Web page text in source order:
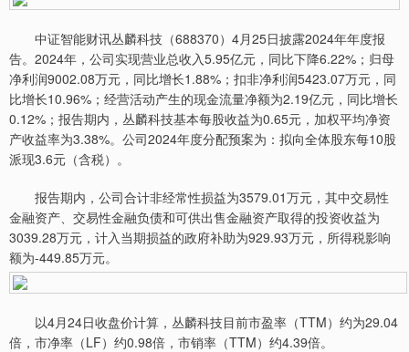
中证智能财讯丛麟科技（688370）4月25日披露2024年年度报
告。2024年，公司实现营业总收入5.95亿元，同比下降6.22%；归母
净利润9002.08万元，同比增长1.88%；扣非净利润5423.07万元，同
比增长10.96%；经营活动产生的现金流量净额为2.19亿元，同比增长
0.12%；报告期内，丛麟科技基本每股收益为0.65元，加权平均净资
产收益率为3.38%。公司2024年度分配预案为：拟向全体股东每10股
派现3.6元（含税）。
报告期内，公司合计非经常性损益为3579.01万元，其中交易性
金融资产、交易性金融负债和可供出售金融资产取得的投资收益为
3039.28万元，计入当期损益的政府补助为929.93万元，所得税影响
额为-449.85万元。
以4月24日收盘价计算，丛麟科技目前市盈率（TTM）约为29.04
倍，市净率（LF）约0.98倍，市销率（TTM）约4.39倍。